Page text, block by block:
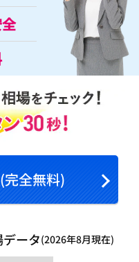
全無料)
ータ(2026年8月現在)